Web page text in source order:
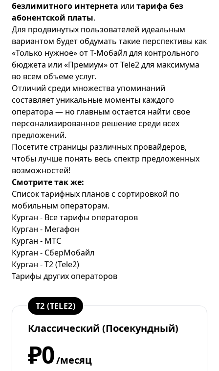
безлимитного интернета или тарифа без
абонентской платы.
Для продвинутых пользователей идеальным
вариантом будет обдумать такие перспективы как
«Только нужное» от Т-Мобайл для контрольного
бюджета или «Премиум» от Tele2 для максимума
во всем объеме услуг.
Отличий среди множества упоминаний
составляет уникальные моменты каждого
оператора — но главным остается найти свое
персонализированное решение среди всех
предложений.
Посетите страницы различных провайдеров,
чтобы лучше понять весь спектр предложенных
возможностей!
Смотрите так же:
Список тарифных планов с сортировкой по
мобильным операторам.
Курган - Все тарифы операторов
Курган - Мегафон
Курган - МТС
Курган - СберМобайл
Курган - T2 (Tele2)
Тарифы других операторов
T2 (TELE2)
Классический (Посекундный)
₽0/месяц